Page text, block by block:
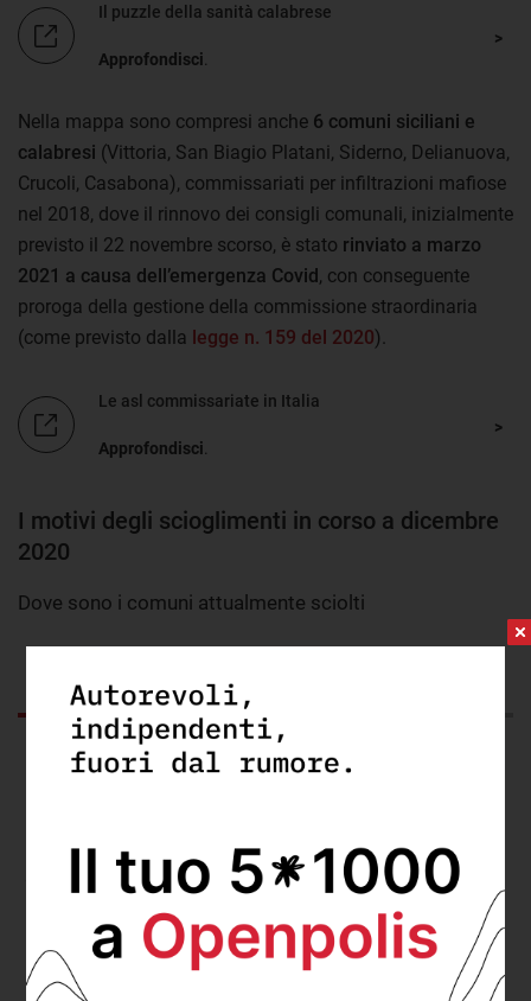
Il puzzle della sanità calabrese
Approfondisci
Nella mappa sono compresi anche 6 comuni siciliani e
calabresi (Vittoria, San Biagio Platani, Siderno, Delianuova,
Crucoli, Casabona), commissariati per infiltrazioni mafiose
nel 2018, dove il rinnovo dei consigli comunali, inizialmente
previsto il 22 novembre scorso, è stato rinviato a marzo
2021 a causa dell’emergenza Covid, con conseguente
proroga della gestione della commissione straordinaria
(come previsto dalla legge n. 159 del 2020).
Le asl commissariate in Italia
Approfondisci
I motivi degli scioglimenti in corso a dicembre
2020
Dove sono i comuni attualmente sciolti
GRAFICO